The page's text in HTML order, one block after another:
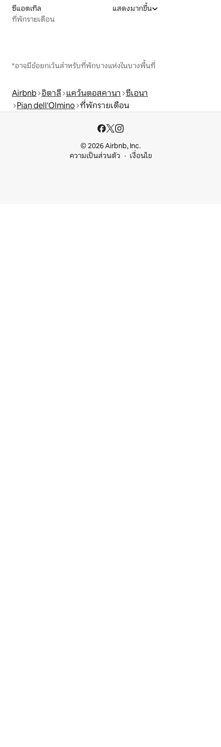
ซีแอตเทิล
ที่พักรายเดือน
แสดงมากขึ้น
*อาจมีข้อยกเว้นสำหรับที่พักบางแห่งในบางพื้นที่
Airbnb อิตาลี แคว้นตอสคานา ซีเอนา
Pian dell'Olmino ที่พักรายเดือน
© 2026 Airbnb, Inc.
ความเป็นส่วนตัว
เงื่อนไข